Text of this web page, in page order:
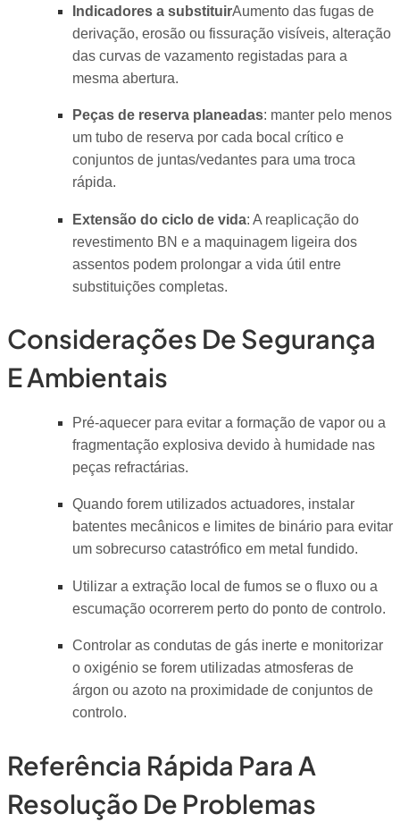
Indicadores a substituirAumento das fugas de
derivação, erosão ou fissuração visíveis, alteração
das curvas de vazamento registadas para a
mesma abertura.
Peças de reserva planeadas: manter pelo menos
um tubo de reserva por cada bocal crítico e
conjuntos de juntas/vedantes para uma troca
rápida.
Extensão do ciclo de vida: A reaplicação do
revestimento BN e a maquinagem ligeira dos
assentos podem prolongar a vida útil entre
substituições completas.
Considerações De Segurança
E Ambientais
Pré-aquecer para evitar a formação de vapor ou a
fragmentação explosiva devido à humidade nas
peças refractárias.
Quando forem utilizados actuadores, instalar
batentes mecânicos e limites de binário para evitar
um sobrecurso catastrófico em metal fundido.
Utilizar a extração local de fumos se o fluxo ou a
escumação ocorrerem perto do ponto de controlo.
Controlar as condutas de gás inerte e monitorizar
o oxigénio se forem utilizadas atmosferas de
árgon ou azoto na proximidade de conjuntos de
controlo.
Referência Rápida Para A
Resolução De Problemas